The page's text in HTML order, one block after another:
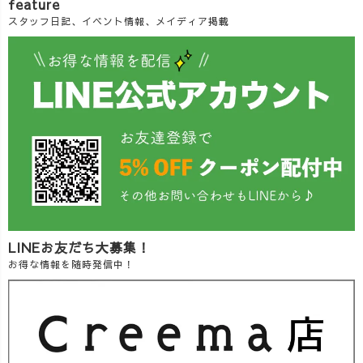
feature
スタッフ日記、イベント情報、メイディア掲載
LINEお友だち大募集！
お得な情報を随時発信中！